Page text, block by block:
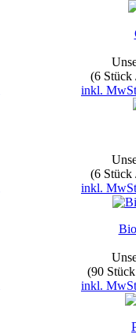
(6 Stück
inkl.
(6 Stück
inkl.
(90
inkl.